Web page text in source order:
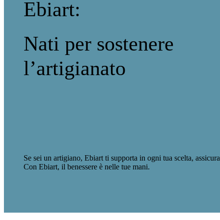
Ebiart:
Nati per sostenere
l’artigianato
Se sei un artigiano, Ebiart ti supporta in ogni tua scelta,
Con Ebiart, il benessere è nelle tue mani.